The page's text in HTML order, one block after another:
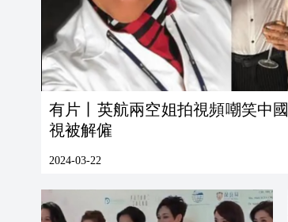
有片丨英航兩空姐拍視頻嘲笑中
視被解僱
2024-03-22